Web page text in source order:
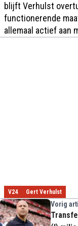
blijft Verhulst
functionerende
allemaal actief aan
V24 Gert Verhulst
Vorig